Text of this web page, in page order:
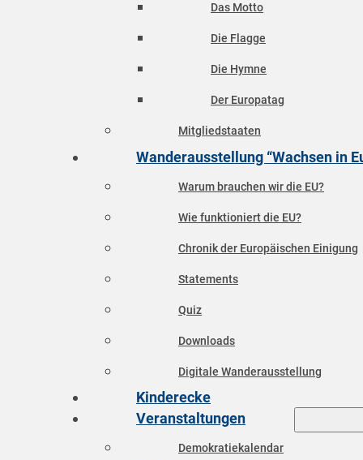
Das Motto
Die Flagge
Die Hymne
Der Europatag
Mitgliedstaaten
Wanderausstellung “Wachsen in
Warum brauchen wir die EU?
Wie funktioniert die EU?
Chronik der Europäischen Einigung
Statements
Quiz
Downloads
Digitale Wanderausstellung
Kinderecke
Veranstaltungen
Demokratiekalendar